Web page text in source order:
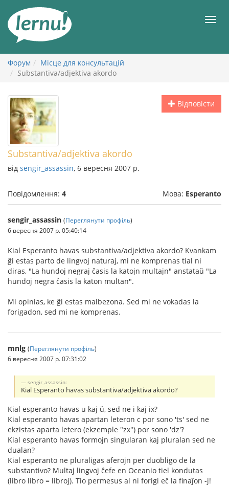
змісту
Форум
Місце для консультацій
Substantiva/adjektiva akordo
Відповісти
Substantiva/adjektiva akordo
від sengir_assassin, 6 вересня 2007 р.
Повідомлення: 4 Мова: Esperanto
sengir_assassin (Переглянути профіль)
6 вересня 2007 р. 05:40:14
Kial Esperanto havas substantiva/adjektiva akordo? Kvankam
ĝi estas parto de lingvoj naturaj, mi ne komprenas tial ni
diras, "La hundoj negraj ĉasis la katojn multajn" anstataŭ "La
hundoj negra ĉasis la katon multan".
Mi opinias, ke ĝi estas malbezona. Sed mi ne vokadas la
forigadon, sed mi ne komprenas.
mnlg (Переглянути профіль)
6 вересня 2007 р. 07:31:02
sengir_assassin:
Kial Esperanto havas substantiva/adjektiva akordo?
Kial esperanto havas u kaj ŭ, sed ne i kaj ix?
Kial esperanto havas apartan leteron c por sono 'ts' sed ne
ekzistas aparta letero (ekzemple "zx") por sono 'dz'?
Kial esperanto havas formojn singularan kaj pluralan sed ne
dualan?
Kial esperanto ne pluraligas aferojn per duobligo de la
substantivo? Multaj lingvoj ĉefe en Oceanio tiel kondutas
(libro libro = libroj). Tio permesus al ni forigi eĉ la finaĵon -j!